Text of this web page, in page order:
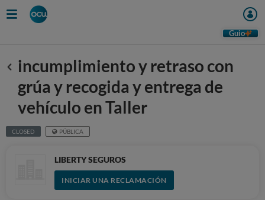
Guio
Anterior
incumplimiento y retraso con
grúa y recogida y entrega de
vehículo en Taller
CLOSED PÚBLICA
LIBERTY SEGUROS
INICIAR UNA RECLAMACIÓN